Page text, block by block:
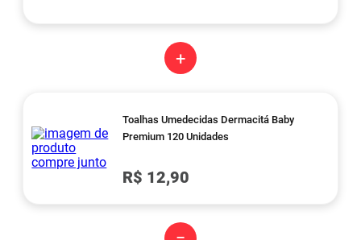
+
Toalhas Umedecidas Dermacitá Baby
Premium 120 Unidades
R$ 12,90